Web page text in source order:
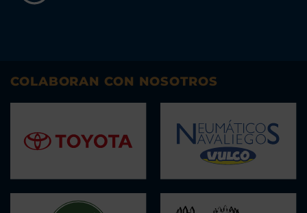
COLABORAN CON NOSOTROS